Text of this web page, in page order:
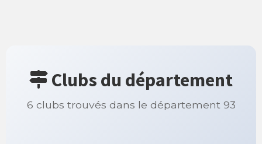
Clubs du département
6 clubs trouvés dans le département 93